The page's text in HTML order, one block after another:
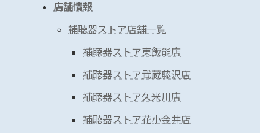
店舗情報
補聴器ストア店舗一覧
補聴器ストア東飯能店
補聴器ストア武蔵藤沢店
補聴器ストア久米川店
補聴器ストア花小金井店